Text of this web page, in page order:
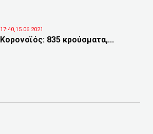
17:40,15.06.2021
Κορονοϊός: 835 κρούσματα,...